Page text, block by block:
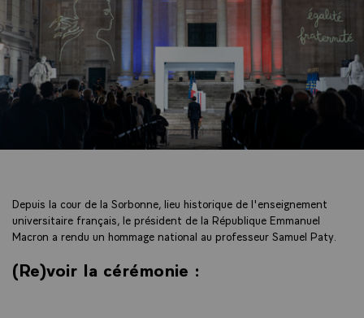
Depuis la cour de la Sorbonne, lieu historique de l'enseignement
universitaire français, le président de la République Emmanuel
Macron a rendu un hommage national au professeur Samuel Paty.
(Re)voir la cérémonie :